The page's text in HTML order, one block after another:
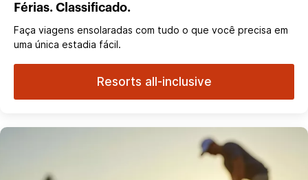
Férias. Classificado.
Faça viagens ensolaradas com tudo o que você precisa em
uma única estadia fácil.
Resorts all-inclusive